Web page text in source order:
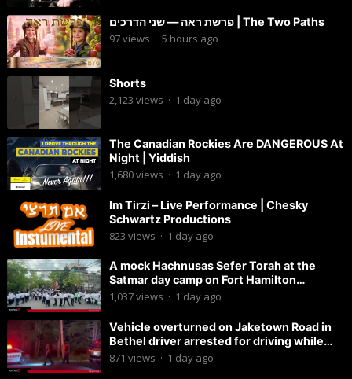
פרשת ראה — שני הדרכים | The Two Paths
97views · 5 hours ago
Shorts
2,123 views · 1 day ago
The Canadian Rockies Are DANGEROUS At
Night | Yiddish
1,680views · 1 day ago
Im Tirzi – Live Performance | Chesky
Schwartz Productions
823 views · 1 day ago
A mock Hachnusas Sefer Torah at the
Satmar day camp on Fort Hamilton
Parkway.
1,037views · 1 day ago
Vehicle overturned on Jaketown Road in
Bethel driver arrested for driving while
intoxicated.
871 views · 1 day ago